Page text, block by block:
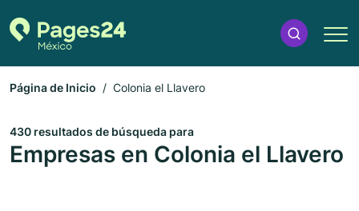
Página de Inicio Colonia el Llavero
430 resultados de búsqueda para
Empresas en Colonia el Llavero